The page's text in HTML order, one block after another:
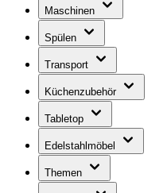
Maschinen
Spülen
Transport
Küchenzubehör
Tabletop
Edelstahlmöbel
Themen